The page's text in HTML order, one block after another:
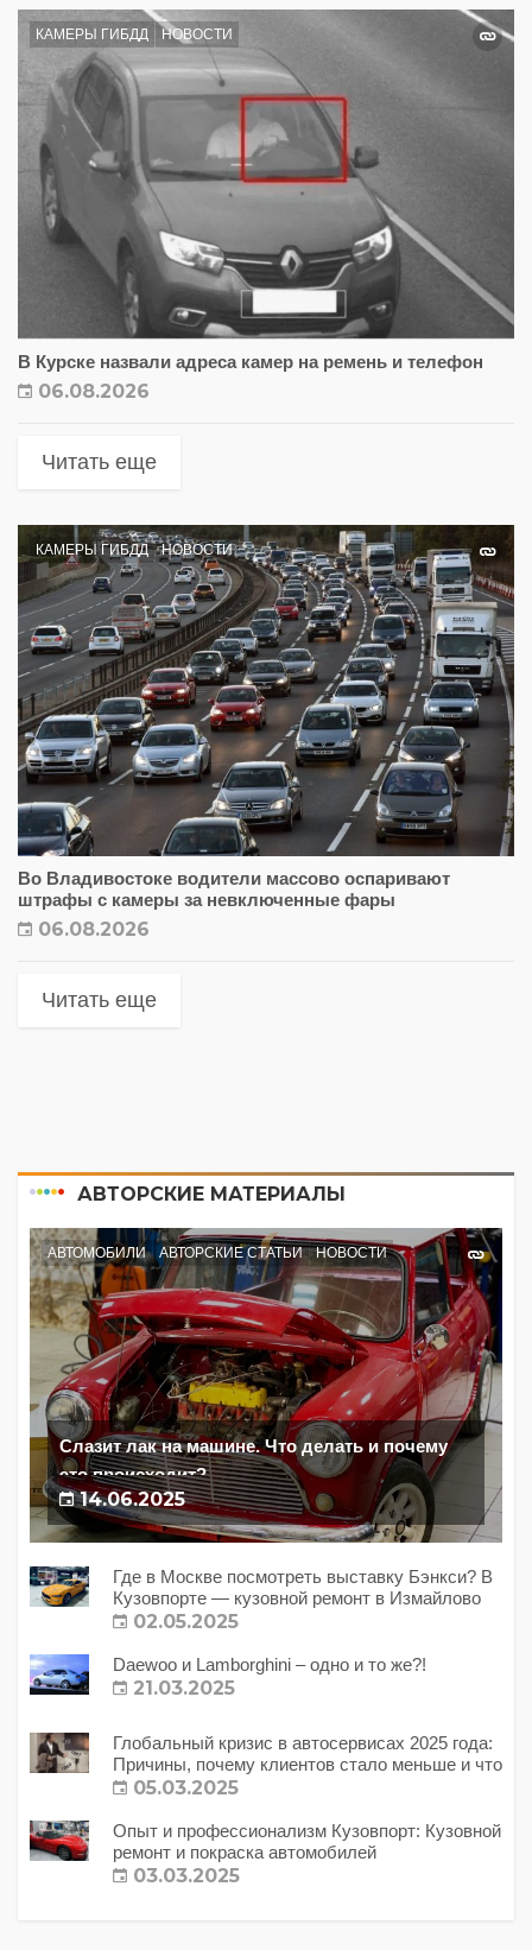
КАМЕРЫ ГИБДД НОВОСТИ
В Курске назвали адреса камер на ремень и телефон
06.08.2026
Читать еще
КАМЕРЫ ГИБДД НОВОСТИ
Во Владивостоке водители массово оспаривают
штрафы с камеры за невключенные фары
06.08.2026
Читать еще
АВТОРСКИЕ МАТЕРИАЛЫ
АВТОМОБИЛИ АВТОРСКИЕ СТАТЬИ НОВОСТИ
Слазит лак на машине. Что делать и почему
это происходит?
14.06.2025
Где в Москве посмотреть выставку Бэнкси? В
Кузовпорте — кузовной ремонт в Измайлово
02.05.2025
Daewoo и Lamborghini – одно и то же?!
21.03.2025
Глобальный кризис в автосервисах 2025 года:
Причины, почему клиентов стало меньше и что
с этим делать?
05.03.2025
Опыт и профессионализм Кузовпорт: Кузовной
ремонт и покраска автомобилей
03.03.2025